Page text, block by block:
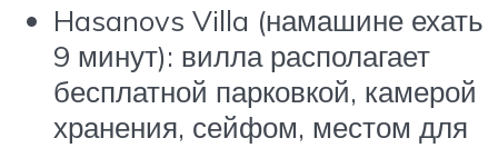
Hasanovs Villa (намашине ехать
9 минут): вилла располагает
бесплатной парковкой, камерой
хранения, сейфом, местом для